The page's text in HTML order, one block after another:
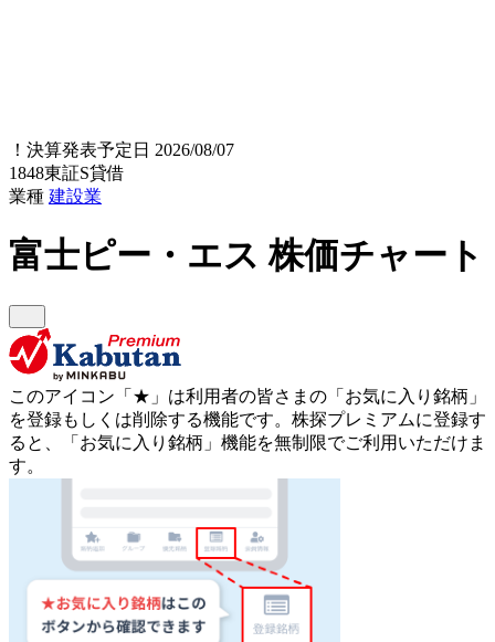
！ 決算発表予定日 2026/08/07
1848東証S貸借
業種 建設業
富士ピー・エス株価チャート
このアイコン 「★」 は利用者の皆さまの 「お気に入り銘柄」
を登録もしくは削除する機能です。 株探プレミアムに登録す
ると、「お気に入り銘柄」機能を無制限でご利用いただけま
す。